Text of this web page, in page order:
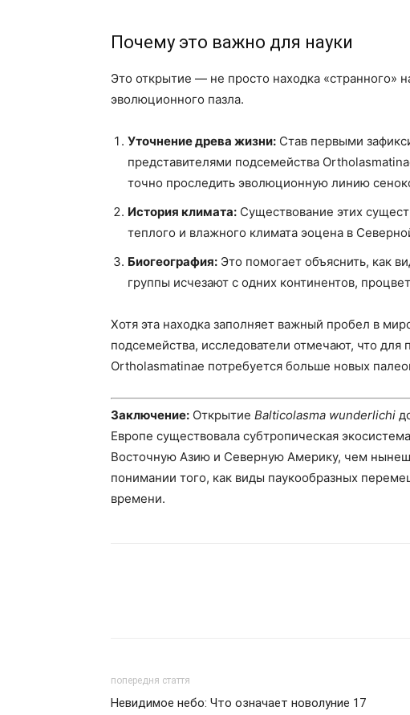
Почему это важно для науки
Это открытие — не просто находка «странного»
эволюционного пазла.
Уточнение древа жизни: Став первыми
представителями подсемейства
точно проследить эволюционную линию
История климата: Существование этих
теплого и влажного климата эоцена в
Биогеография: Это помогает объяснить, как
группы исчезают с одних континентов,
Хотя эта находка заполняет важный пробел в
подсемейства, исследователи отмечают, что для
Ortholasmatinae потребуется больше новых
Заключение: Открытие Balticolasma wunderlichi
Европе существовала субтропическая
Восточную Азию и Северную Америку, чем
понимании того, как виды паукообразных
времени.
попередня стаття
Невидимое небо: Что означает новолуние 17